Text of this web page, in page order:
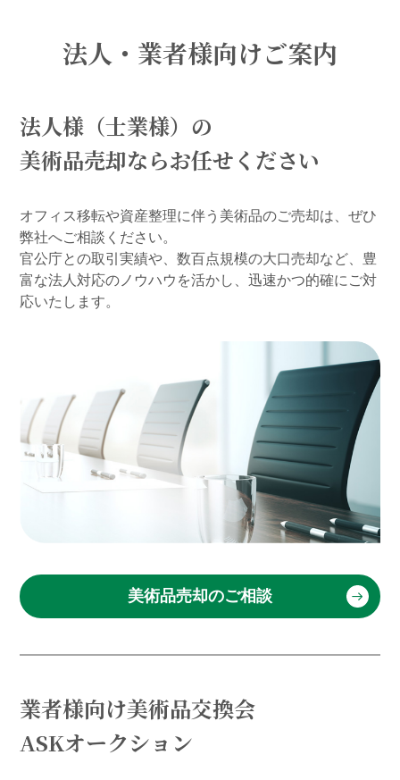
法人・業者様向けご案内
法人様（士業様）の
美術品売却ならお任せください
オフィス移転や資産整理に伴う美術品のご売却は、ぜひ
弊社へご相談ください。
官公庁との取引実績や、数百点規模の大口売却など、豊
富な法人対応のノウハウを活かし、迅速かつ的確にご対
応いたします。
美術品売却のご相談
業者様向け美術品交換会
ASKオークション